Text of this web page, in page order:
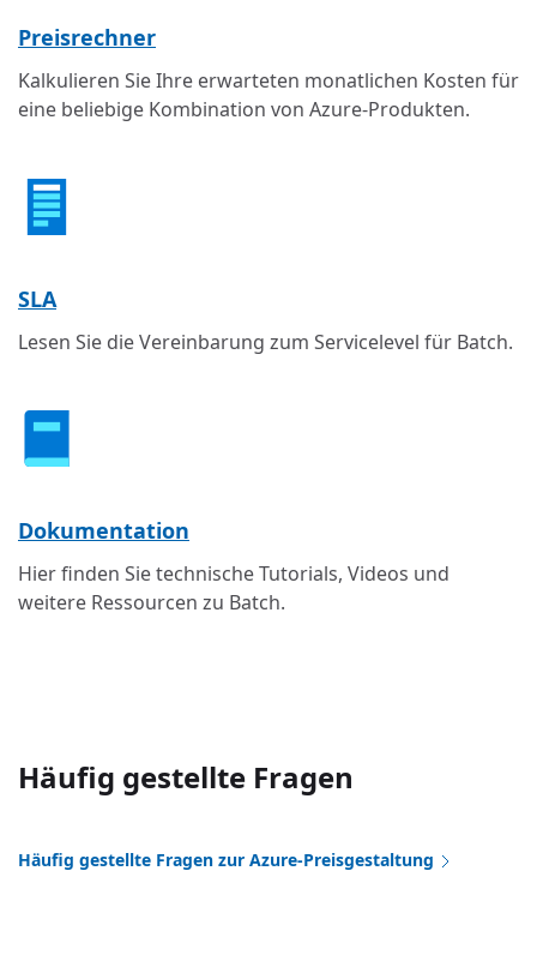
Preisrechner
Kalkulieren Sie Ihre erwarteten monatlichen Kosten für
eine beliebige Kombination von Azure-Produkten.
SLA
Lesen Sie die Vereinbarung zum Servicelevel für Batch.
Dokumentation
Hier finden Sie technische Tutorials, Videos und
weitere Ressourcen zu Batch.
Häufig gestellte Fragen
Häufig gestellte Fragen zur Azure-Preisgestaltung